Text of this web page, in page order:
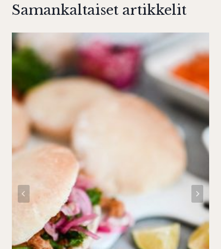
Samankaltaiset artikkelit